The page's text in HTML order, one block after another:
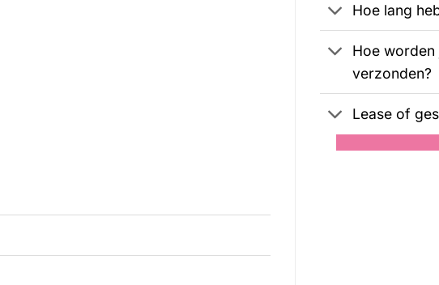
Hoe lang
Hoe
verzonden?
Lease of